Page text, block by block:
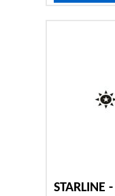
STARLINE